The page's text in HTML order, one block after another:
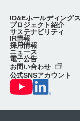
ID&Eホールディング
プロジェクト紹介
サステナビリティ
IR情報
採用情報
ニュース
電子公告
お問い合わせ
公式SNSアカウント